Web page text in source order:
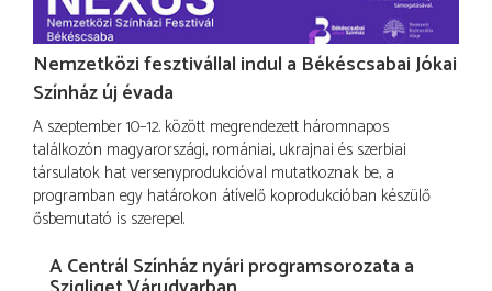
Nemzetközi fesztivállal indul a Békéscsabai Jókai
Színház új évada
A szeptember 10–12. között megrendezett háromnapos
találkozón magyarországi, romániai, ukrajnai és szerbiai
társulatok hat versenyprodukcióval mutatkoznak be, a
programban egy határokon átívelő koprodukcióban készülő
ősbemutató is szerepel.
A Centrál Színház nyári programsorozata a